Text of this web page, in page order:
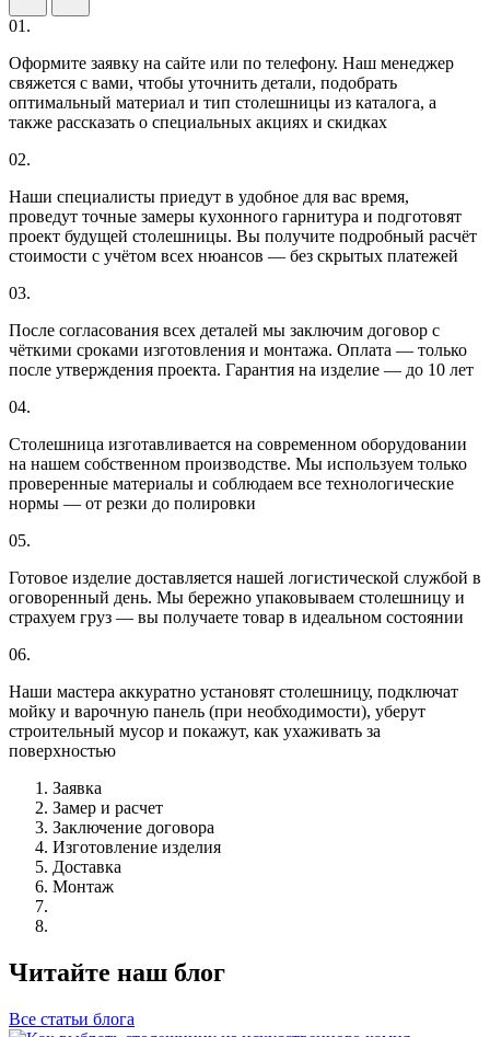
01.
Оформите заявку на сайте или по телефону. Наш менеджер
свяжется с вами, чтобы уточнить детали, подобрать
оптимальный материал и тип столешницы из каталога, а
также рассказать о специальных акциях и скидках
02.
Наши специалисты приедут в удобное для вас время,
проведут точные замеры кухонного гарнитура и подготовят
проект будущей столешницы. Вы получите подробный расчёт
стоимости с учётом всех нюансов — без скрытых платежей
03.
После согласования всех деталей мы заключим договор с
чёткими сроками изготовления и монтажа. Оплата — только
после утверждения проекта. Гарантия на изделие — до 10 лет
04.
Столешница изготавливается на современном оборудовании
на нашем собственном производстве. Мы используем только
проверенные материалы и соблюдаем все технологические
нормы — от резки до полировки
05.
Готовое изделие доставляется нашей логистической службой в
оговоренный день. Мы бережно упаковываем столешницу и
страхуем груз — вы получаете товар в идеальном состоянии
06.
Наши мастера аккуратно установят столешницу, подключат
мойку и варочную панель (при необходимости), уберут
строительный мусор и покажут, как ухаживать за
поверхностью
Заявка
Замер и расчет
Заключение договора
Изготовление изделия
Доставка
Монтаж
Читайте наш блог
Все статьи блога